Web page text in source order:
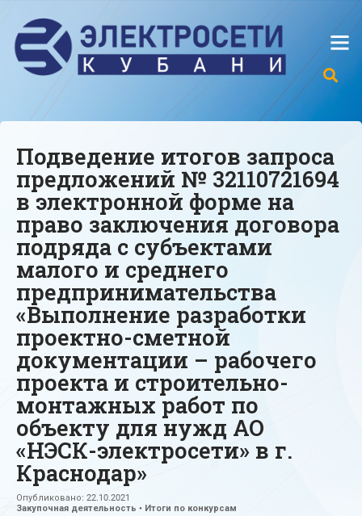
Подведение итогов запроса
предложений № 32110721694
в электронной форме на
право заключения договора
подряда с субъектами
малого и среднего
предпринимательства
«Выполнение разработки
проектно-сметной
документации – рабочего
проекта и строительно-
монтажных работ по
объекту для нужд АО
«НЭСК-электросети» в г.
Краснодар»
Опубликовано: 22.10.2021
Закупочная деятельность • Итоги по конкурсам